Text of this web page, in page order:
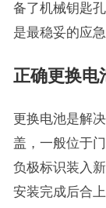
备了机械钥匙
是最稳妥的应急
正确更换电
更换电池是解
盖，一般位于
负极标识装入
安装完成后合